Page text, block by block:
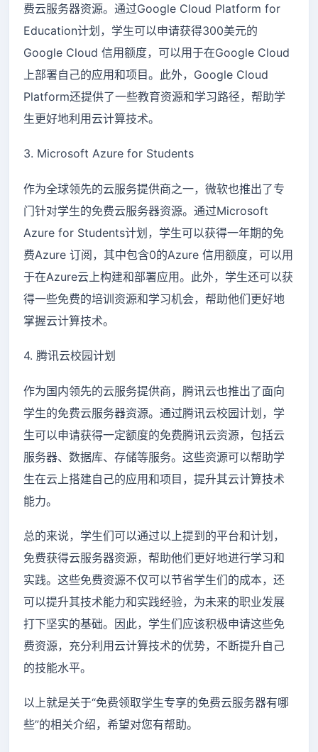
费云服务器资源。通过Google Cloud Platform for
Education计划，学生可以申请获得300美元的
Google Cloud 信用额度，可以用于在Google Cloud
上部署自己的应用和项目。此外，Google Cloud
Platform还提供了一些教育资源和学习路径，帮助学
生更好地利用云计算技术。
3. Microsoft Azure for Students
作为全球领先的云服务提供商之一，微软也推出了专
门针对学生的免费云服务器资源。通过Microsoft
Azure for Students计划，学生可以获得一年期的免
费Azure 订阅，其中包含0的Azure 信用额度，可以用
于在Azure云上构建和部署应用。此外，学生还可以获
得一些免费的培训资源和学习机会，帮助他们更好地
掌握云计算技术。
4. 腾讯云校园计划
作为国内领先的云服务提供商，腾讯云也推出了面向
学生的免费云服务器资源。通过腾讯云校园计划，学
生可以申请获得一定额度的免费腾讯云资源，包括云
服务器、数据库、存储等服务。这些资源可以帮助学
生在云上搭建自己的应用和项目，提升其云计算技术
能力。
总的来说，学生们可以通过以上提到的平台和计划，
免费获得云服务器资源，帮助他们更好地进行学习和
实践。这些免费资源不仅可以节省学生们的成本，还
可以提升其技术能力和实践经验，为未来的职业发展
打下坚实的基础。因此，学生们应该积极申请这些免
费资源，充分利用云计算技术的优势，不断提升自己
的技能水平。
以上就是关于“免费领取学生专享的免费云服务器有哪
些”的相关介绍，希望对您有帮助。